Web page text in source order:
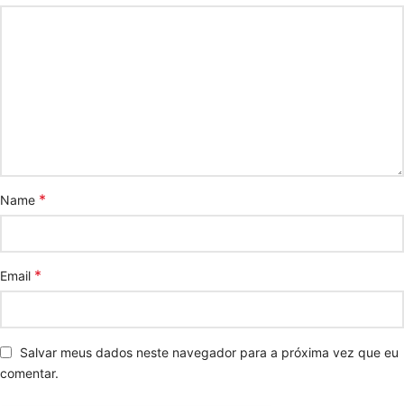
Name *
Email *
Salvar meus dados neste navegador para a próxima vez que eu
comentar.